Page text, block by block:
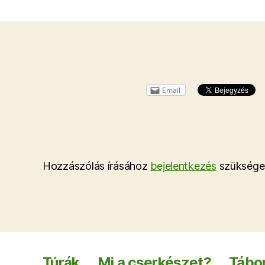
Email
Hozzászólás írásához bejelentkezés